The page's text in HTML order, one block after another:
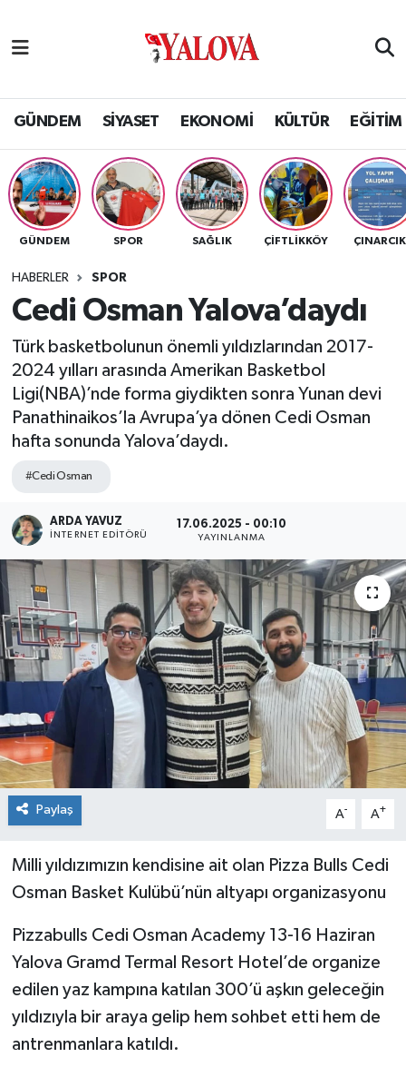
GÜNDEM SİYASET EKONOMİ KÜLTÜR EĞİTİM
GÜNDEM SPOR SAĞLIK ÇİFTLİKKÖY ÇINARCIK
HABERLER SPOR
Cedi Osman Yalova’daydı
Türk basketbolunun önemli yıldızlarından 2017-
2024 yılları arasında Amerikan Basketbol
Ligi(NBA)’nde forma giydikten sonra Yunan devi
Panathinaikos’la Avrupa’ya dönen Cedi Osman
hafta sonunda Yalova’daydı.
#Cedi Osman
ARDA YAVUZ
İNTERNET EDITÖRÜ
17.06.2025 - 00:10
YAYINLANMA
Paylaş A- A+
Milli yıldızımızın kendisine ait olan Pizza Bulls Cedi
Osman Basket Kulübü’nün altyapı organizasyonu
Pizzabulls Cedi Osman Academy 13-16 Haziran
Yalova Gramd Termal Resort Hotel’de organize
edilen yaz kampına katılan 300’ü aşkın geleceğin
yıldızıyla bir araya gelip hem sohbet etti hem de
antrenmanlara katıldı.
SİYASET
EKONOMİ
KÜLTÜR
BİLİM VE TEKNOLOJİ
ASAYİŞ
SAĞLIK
SPOR
İLÇELERİMİZ
RESMİ İLAN
Yalova Nöbetçi Eczaneler
Yalova Hava Durumu
Yalova Namaz Vakitleri
Yalova Trafik Yoğunluk Haritası
Tüm Manşetler
Son Dakika Haberleri
Haber Arşivi